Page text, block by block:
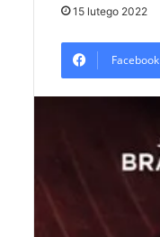
15 lutego 2022
Facebook